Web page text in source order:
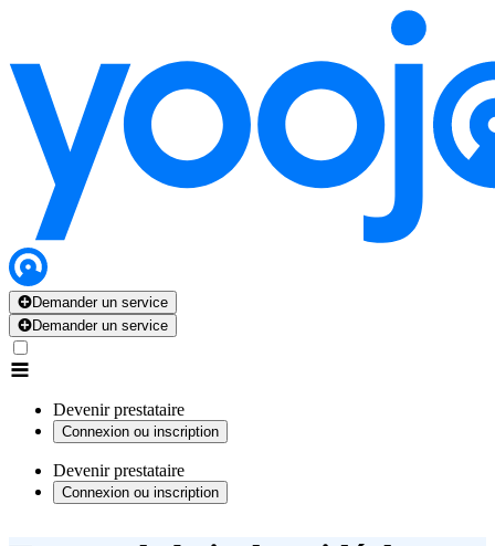
Demander un service
Demander un service
Devenir prestataire
Connexion ou inscription
Devenir prestataire
Connexion ou inscription